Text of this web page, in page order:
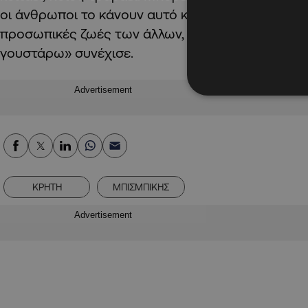
οι άνθρωποι το κάνουν αυτό και γιατί θέλουν να
προσωπικές ζωές των άλλων, αλλά δεν σταματώ
γουστάρω» συνέχισε.
Advertisement
ΚΡΗΤΗ ΜΠΙΣΜΠΙΚΗΣ
Advertisement